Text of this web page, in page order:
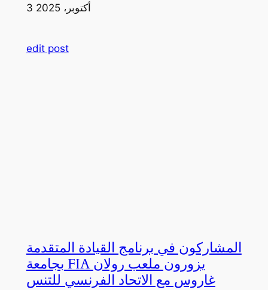
3 أكتوبر، 2025
edit post
المشاركون في برنامج القيادة المتقدمة
بجامعة FIA يزورون ملعب رولان
غاروس مع الاتحاد الفرنسي للتنس